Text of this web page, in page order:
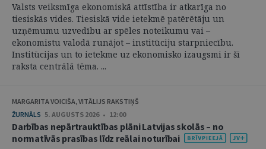
Valsts veiksmīga ekonomiskā attīstība ir atkarīga no
tiesiskās vides. Tiesiskā vide ietekmē patērētāju un
uzņēmumu uzvedību ar spēles noteikumu vai –
ekonomistu valodā runājot – institūciju starpniecību.
Institūcijas un to ietekme uz ekonomisko izaugsmi ir šī
raksta centrālā tēma. ...
MARGARITA VOICIŠA, VITĀLIJS RAKSTIŅŠ
ŽURNĀLS 5. AUGUSTS 2026 • 12:00
Darbības nepārtrauktības plāni Latvijas skolās – no
normatīvās prasības līdz reālai noturībai